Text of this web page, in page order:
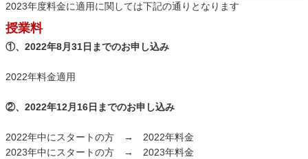
2023年度料金に適用に関しては下記の通りとなります
授業料
①、2022年8月31日までのお申し込み
2022年料金適用
②、2022年12月16日までのお申し込み
2022年中にスタートの方 → 2022年料金
2023年中にスタートの方 → 2023年料金